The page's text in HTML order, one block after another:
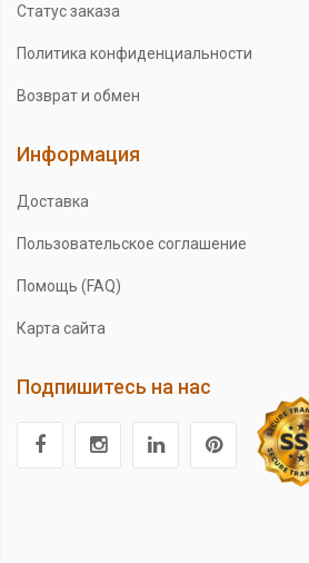
Статус заказа
Политика конфиденциальности
Возврат и обмен
Информация
Доставка
Пользовательское соглашение
Помощь (FAQ)
Карта сайта
Подпишитесь на нас